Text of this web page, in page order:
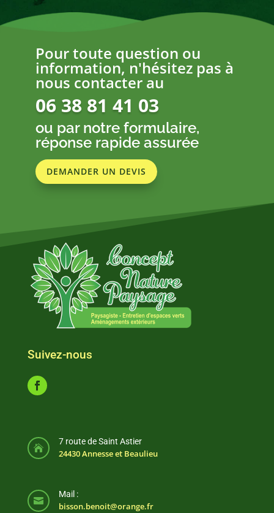
Pour toute question ou
information, n'hésitez pas à
nous contacter au
06 38 81 41 03
ou par notre formulaire,
réponse rapide assurée
DEMANDER UN DEVIS
Suivez-nous

7 route de Saint Astier
24430 Annesse et Beaulieu

Mail :
bisson.benoit@orange.fr